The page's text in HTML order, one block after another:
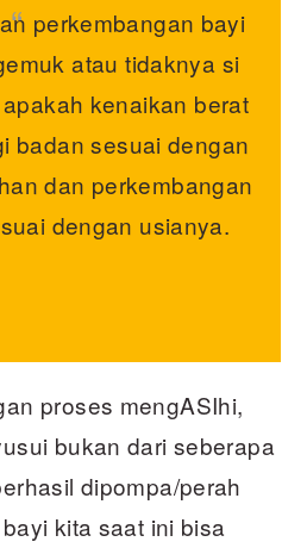
perkembangan bayi
atau tidaknya si
kenaikan berat
badan sesuai dengan
dan perkembangan
dengan usianya.
proses mengASIhi,
bukan dari seberapa
dipompa/perah
kita saat ini bisa